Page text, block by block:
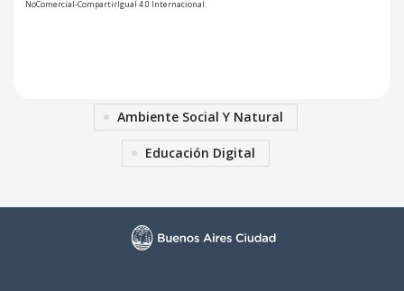
NoComercial-CompartirIgual 4.0 Internacional.
Ambiente Social Y Natural
Educación Digital